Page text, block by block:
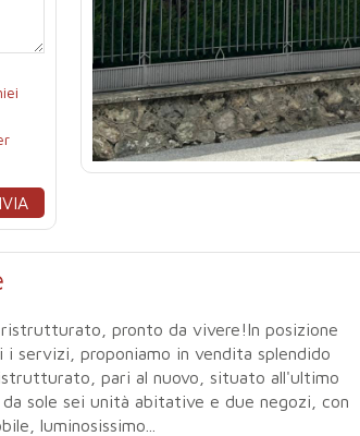
ristrutturato, pronto da vivere!In posizione
servizi, proponiamo in vendita splendido
pari al nuovo, situato all'ultimo
sole sei unità abitative e due negozi, con
luminosissimo...